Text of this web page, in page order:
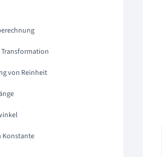
von Reinheit
Konstante